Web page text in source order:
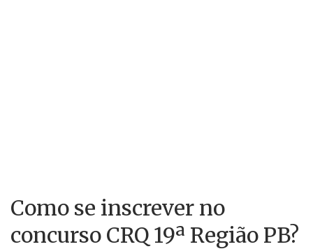
Como se inscrever no
concurso CRQ 19ª Região PB?